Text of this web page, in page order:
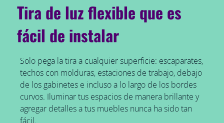
Tira de luz flexible que es
fácil de instalar
Solo pega la tira a cualquier superficie: escaparates,
techos con molduras, estaciones de trabajo, debajo
de los gabinetes e incluso a lo largo de los bordes
curvos. Iluminar tus espacios de manera brillante y
agregar detalles a tus muebles nunca ha sido tan
fácil.